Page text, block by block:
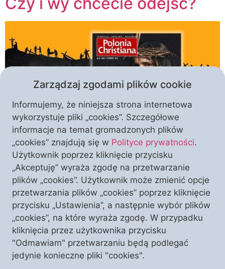
Nowa moda zagościła niedawno w naszych
internetach i mediach, a co gorsza, w naszych
domach i kościołach – alarmuje w najnowszym
numerze magazynu „Polonia Christiana” ksiądz
Roman Kneblewski – moda na apostazję. A ksiądz
Robert Skrzypczak przestrzega przed nieuchronnie
zgubnymi skutkami, jakie apostazja niesie. Cóż
znaczy ów zalatujący starzyzną termin o wyraźnie
greckim źródłosłowie? Ni […]
Zarządzaj zgodami plików cookie
Informujemy, że niniejsza strona internetowa
wykorzystuje pliki „cookies”. Szczegółowe
informacje na temat gromadzonych plików
„cookies” znajdują się w Polityce prywatności.
Użytkownik poprzez kliknięcie przycisku
„Akceptuję” wyraża zgodę na przetwarzanie
plików „cookies”. Użytkownik może zmienić opcje
przetwarzania plików „cookies” poprzez kliknięcie
przycisku „Ustawienia”, a następnie wybór plików
„cookies”, na które wyraża zgodę. W przypadku
kliknięcia przez użytkownika przycisku
"Odmawiam" przetwarzaniu będą podlegać
jedynie konieczne pliki "cookies".